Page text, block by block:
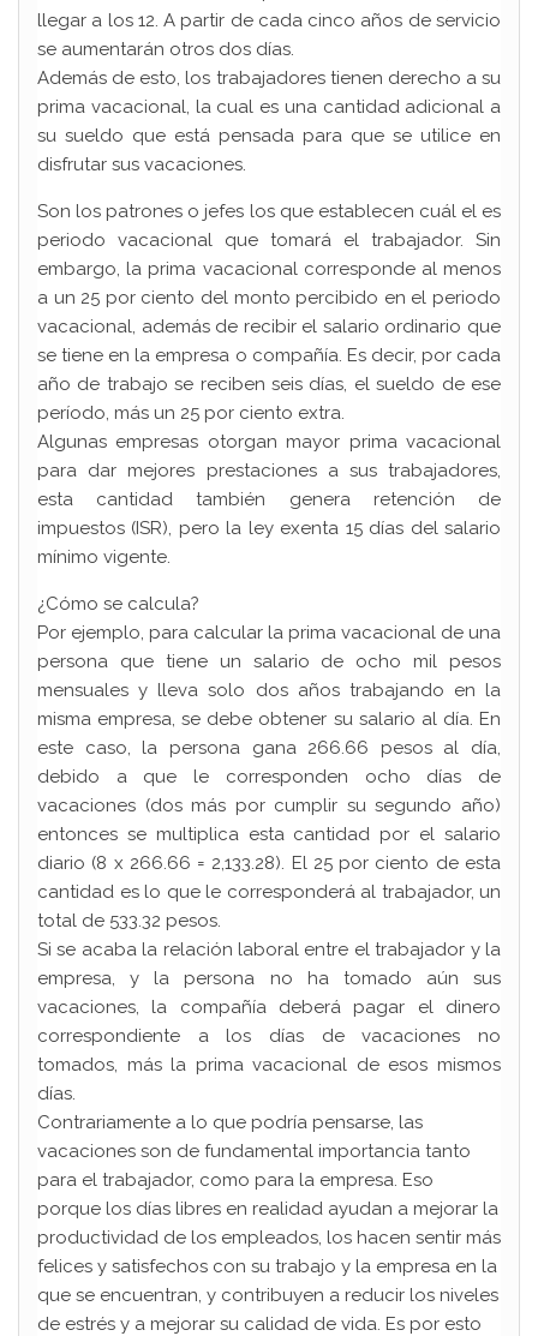
llegar a los 12. A partir de cada cinco años de servicio
se aumentarán otros dos días.
Además de esto, los trabajadores tienen derecho a su
prima vacacional, la cual es una cantidad adicional a
su sueldo que está pensada para que se utilice en
disfrutar sus vacaciones.
Son los patrones o jefes los que establecen cuál el es
periodo vacacional que tomará el trabajador. Sin
embargo, la prima vacacional corresponde al menos
a un 25 por ciento del monto percibido en el periodo
vacacional, además de recibir el salario ordinario que
se tiene en la empresa o compañía. Es decir, por cada
año de trabajo se reciben seis días, el sueldo de ese
período, más un 25 por ciento extra.
Algunas empresas otorgan mayor prima vacacional
para dar mejores prestaciones a sus trabajadores,
esta cantidad también genera retención de
impuestos (ISR), pero la ley exenta 15 días del salario
mínimo vigente.
¿Cómo se calcula?
Por ejemplo, para calcular la prima vacacional de una
persona que tiene un salario de ocho mil pesos
mensuales y lleva solo dos años trabajando en la
misma empresa, se debe obtener su salario al día. En
este caso, la persona gana 266.66 pesos al día,
debido a que le corresponden ocho días de
vacaciones (dos más por cumplir su segundo año)
entonces se multiplica esta cantidad por el salario
diario (8 x 266.66 = 2,133.28). El 25 por ciento de esta
cantidad es lo que le corresponderá al trabajador, un
total de 533.32 pesos.
Si se acaba la relación laboral entre el trabajador y la
empresa, y la persona no ha tomado aún sus
vacaciones, la compañía deberá pagar el dinero
correspondiente a los días de vacaciones no
tomados, más la prima vacacional de esos mismos
días.
Contrariamente a lo que podría pensarse, las
vacaciones son de fundamental importancia tanto
para el trabajador, como para la empresa. Eso
porque los días libres en realidad ayudan a mejorar la
productividad de los empleados, los hacen sentir más
felices y satisfechos con su trabajo y la empresa en la
que se encuentran, y contribuyen a reducir los niveles
de estrés y a mejorar su calidad de vida. Es por esto